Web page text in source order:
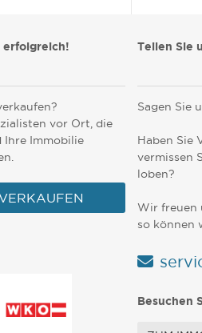
erfolgreich!
vor Ort, die
Ihre Immobilie
Teilen Sie
Sagen Sie
Haben Sie
vermissen
loben?
Wir freuen
so können
Besuchen